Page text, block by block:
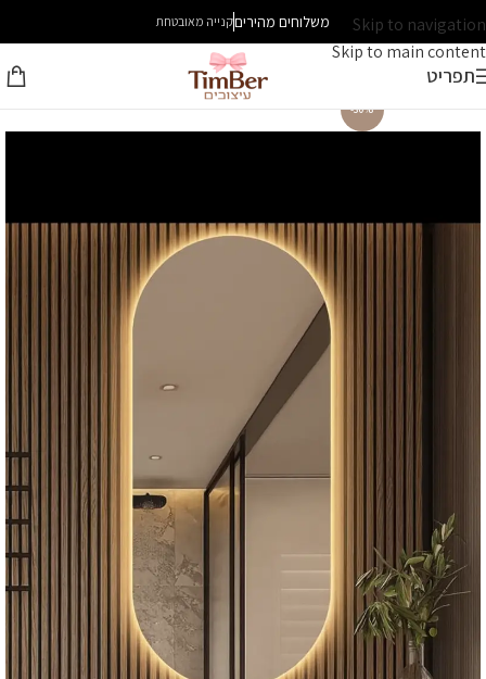
Skip to navigation
Skip to main content
משלוחים מהיריםקנייה מאובטחת
תפריט
-30%